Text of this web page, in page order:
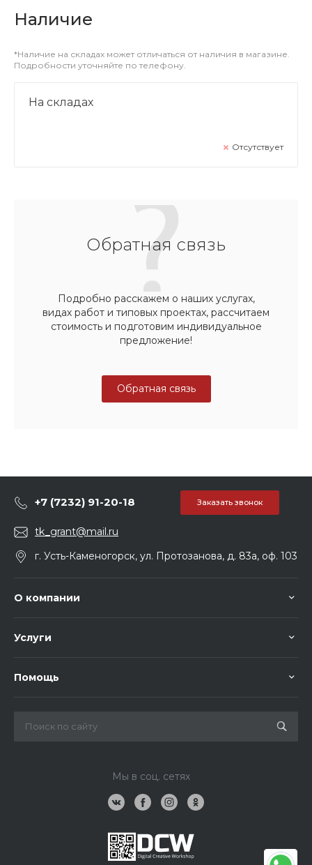
Наличие
*Наличие на складах может отличаться от наличия в магазине.
Подробности уточняйте по телефону.
На складах
Отсутствует
Обратная связь
Подробно расскажем о наших услугах,
видах работ и типовых проектах, рассчитаем
стоимость и подготовим индивидуальное
предложение!
Обратная связь
+7 (7232) 91-20-18 Заказать звонок
tk_grant@mail.ru
г. Усть-Каменогорск, ул. Протозанова, д. 83а, оф. 103
О компании
Услуги
Помощь
Мы в соц. сетях